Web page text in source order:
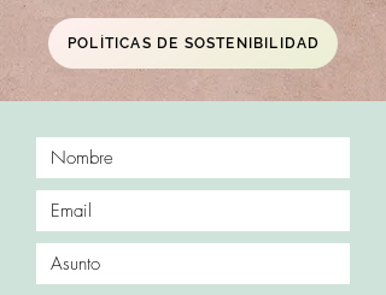
POLÍTICAS DE SOSTENIBILIDAD